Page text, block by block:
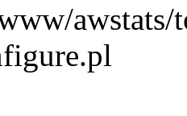
awstats/